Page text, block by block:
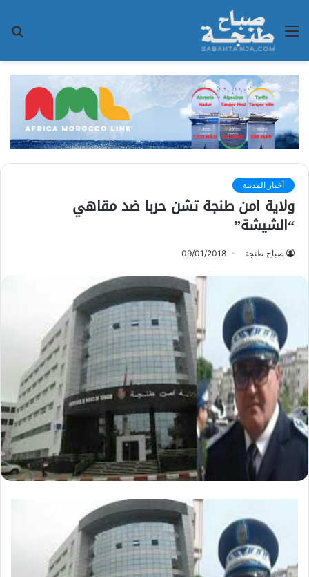
القائمة
أخبار المدينة
ولاية امن طنجة تشن حربا ضد مقاهي
“الشيشة”
صباح طنجة 09/01/2018